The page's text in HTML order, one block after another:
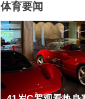
体育要闻